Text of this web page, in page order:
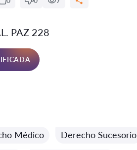
PAZ 228
Médico Derecho Sucesorio